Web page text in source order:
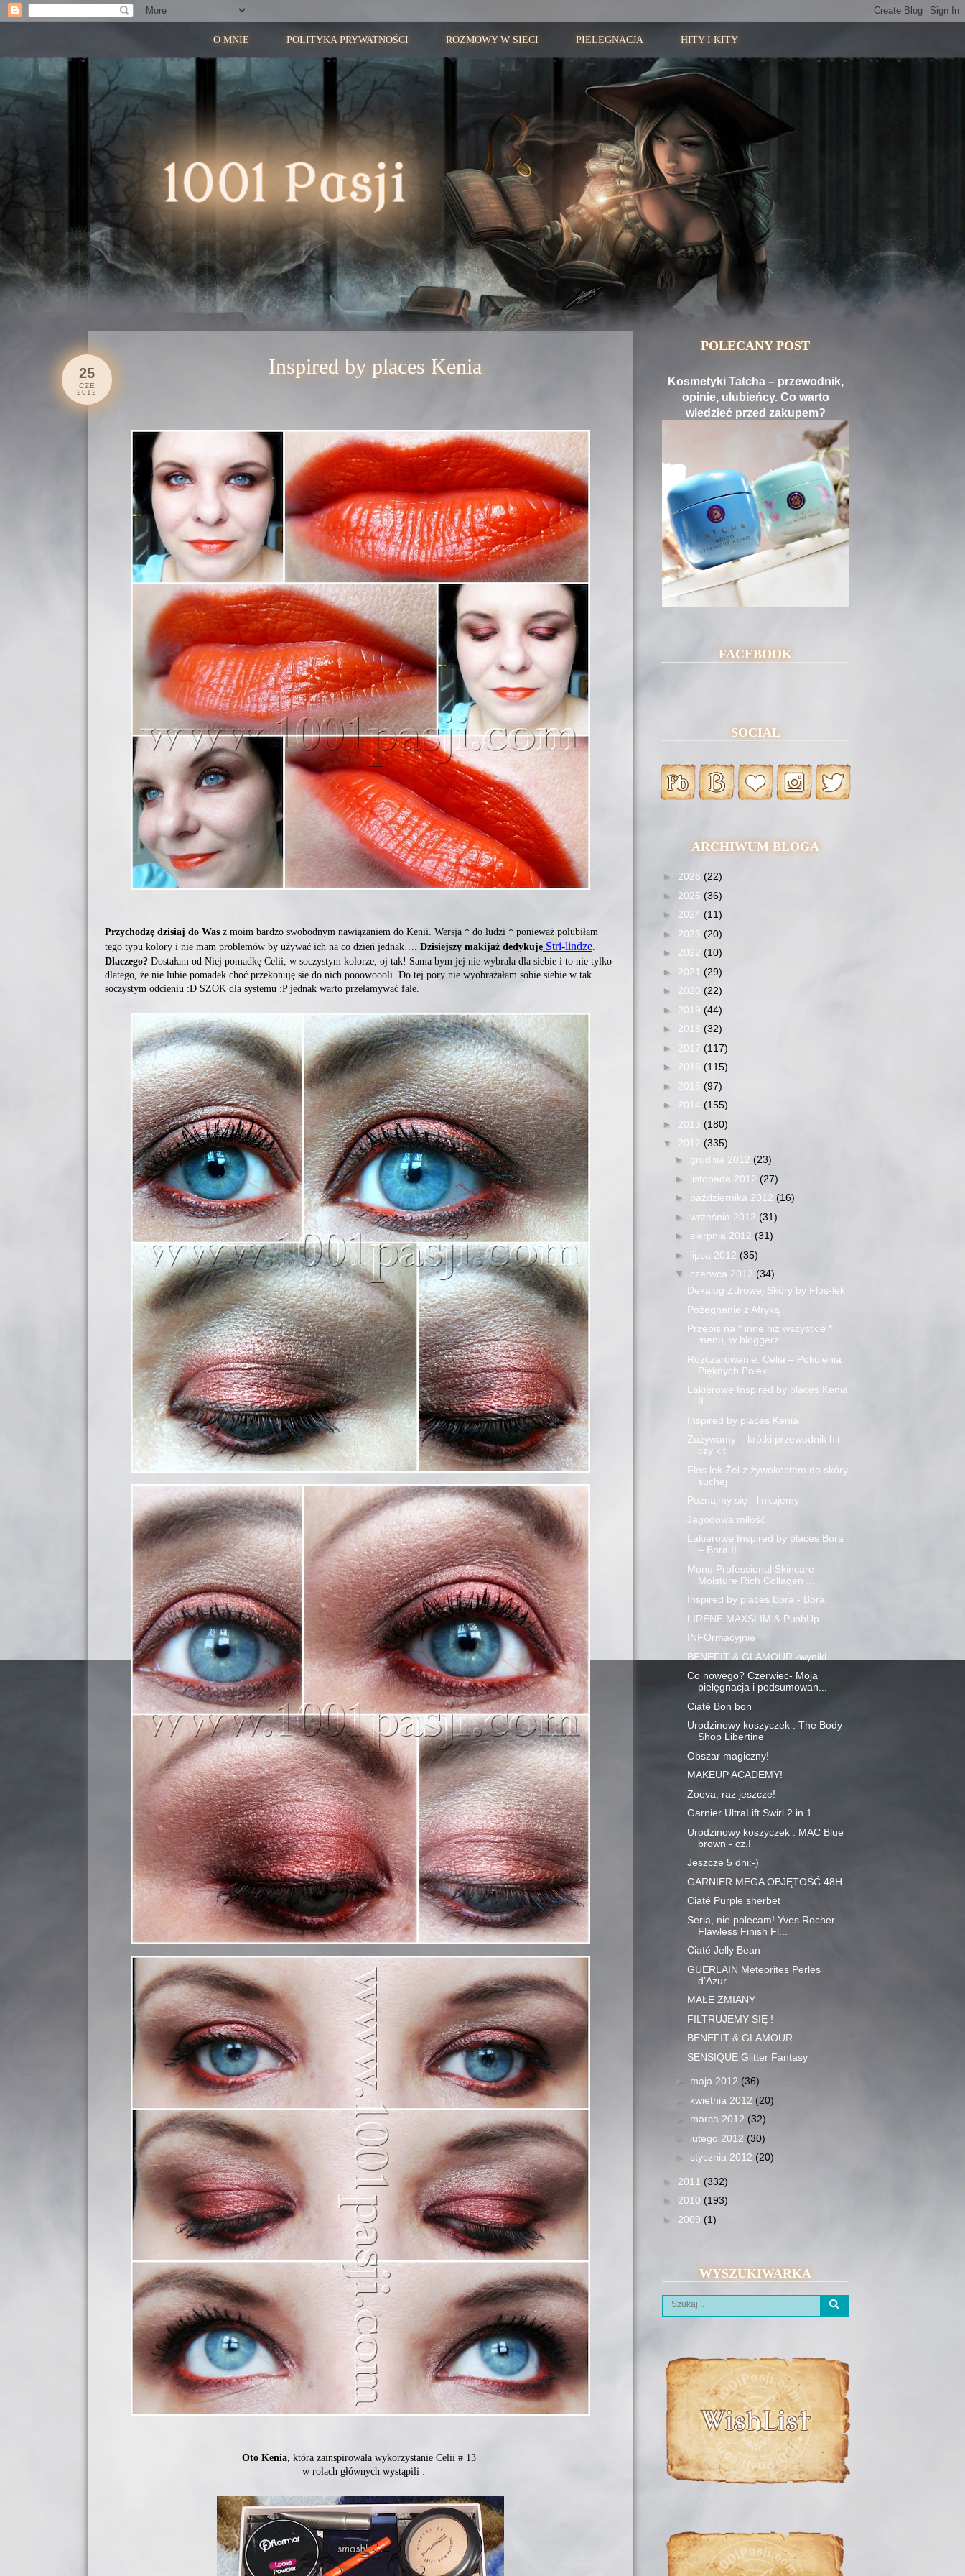
O MNIE POLITYKA PRYWATNOŚCI ROZMOWY W SIECI PIELĘGNACJA HITY I KITY
25
CZE
2012
Inspired by places Kenia
Przychodzę dzisiaj do Was z moim bardzo swobodnym nawiązaniem do Kenii. Wersja * do ludzi * ponieważ polubiłam
tego typu kolory i nie mam problemów by używać ich na co dzień jednak…. Dzisiejszy makijaż dedykuję Stri-lindze.
Dlaczego? Dostałam od Niej pomadkę Celii, w soczystym kolorze, oj tak! Sama bym jej nie wybrała dla siebie i to nie tylko
dlatego, że nie lubię pomadek choć przekonuję się do nich pooowoooli. Do tej pory nie wyobrażałam sobie siebie w tak
soczystym odcieniu :D SZOK dla systemu :P jednak warto przełamywać fale.
Oto Kenia, która zainspirowała wykorzystanie Celii # 13
w rolach głównych wystąpili :
POLECANY POST
Kosmetyki Tatcha – przewodnik,
opinie, ulubieńcy. Co warto
wiedzieć przed zakupem?
FACEBOOK
SOCIAL
ARCHIWUM BLOGA
► 2026 (22)
► 2025 (36)
► 2024 (11)
► 2023 (20)
► 2022 (10)
► 2021 (29)
► 2020 (22)
► 2019 (44)
► 2018 (32)
► 2017 (117)
► 2016 (115)
► 2015 (97)
► 2014 (155)
► 2013 (180)
▼ 2012 (335)
► grudnia 2012 (23)
► listopada 2012 (27)
► października 2012 (16)
► września 2012 (31)
► sierpnia 2012 (31)
► lipca 2012 (35)
▼ czerwca 2012 (34)
Dekalog Zdrowej Skóry by Flos-lek
Pożegnanie z Afryką
Przepis na * inne niż wszystkie *
menu, w bloggerz...
Rozczarowanie: Celia – Pokolenia
Pięknych Polek
Lakierowe Inspired by places Kenia
II
Inspired by places Kenia
Zużywamy – krótki przewodnik hit
czy kit
Flos lek Żel z żywokostem do skóry
suchej
Poznajmy się - linkujemy
Jagodowa miłość
Lakierowe Inspired by places Bora
– Bora II
Monu Professional Skincare
Moisture Rich Collagen ...
Inspired by places Bora - Bora
LIRENE MAXSLIM & PushUp
INFOrmacyjnie
BENEFIT & GLAMOUR -wyniki
Co nowego? Czerwiec- Moja
pielęgnacja i podsumowan...
Ciaté Bon bon
Urodzinowy koszyczek : The Body
Shop Libertine
Obszar magiczny!
MAKEUP ACADEMY!
Zoeva, raz jeszcze!
Garnier UltraLift Swirl 2 in 1
Urodzinowy koszyczek : MAC Blue
brown - cz.I
Jeszcze 5 dni:-)
GARNIER MEGA OBJĘTOŚĆ 48H
Ciaté Purple sherbet
Seria, nie polecam! Yves Rocher
Flawless Finish Fl...
Ciaté Jelly Bean
GUERLAIN Meteorites Perles
d’Azur
MAŁE ZMIANY
FILTRUJEMY SIĘ !
BENEFIT & GLAMOUR
SENSIQUE Glitter Fantasy
► maja 2012 (36)
kwietnia 2012 (20)
marca 2012 (32)
lutego 2012 (30)
stycznia 2012 (20)
► 2011 (332)
► 2010 (193)
► 2009 (1)
WYSZUKIWARKA